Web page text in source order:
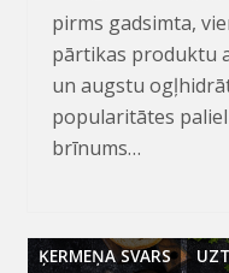
pirms gadsimta,
pārtikas produktu
un augstu
popularitātes
brīnums…
ĶERMEŅA SVARS